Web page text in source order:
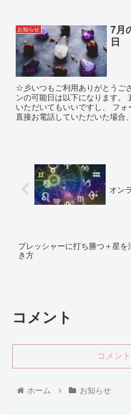
お知らせ
7月
日
☆彡いつもご利用ありがとうご
ンの可能日は以下になります。
いただいてもいいですし、 フ
直接お電話していただいた場合
オン
プレッシャーに打ち勝つ＋星を
き方
コメント
コメン
ホーム お知らせ